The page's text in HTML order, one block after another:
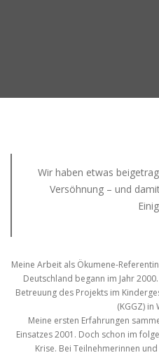
Wir haben etwas
Versöhnung – und
Meine Arbeit als Ökumene-
Deutschland begann im Jahr
Betreuung des Projekts im
(KGGZ) in
Meine ersten Erfahrungen
Einsatzes 2001. Doch schon im
Krise. Bei Teilnehmerinnen